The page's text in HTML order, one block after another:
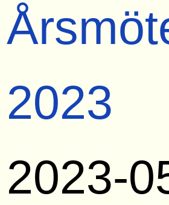
2023
2023-